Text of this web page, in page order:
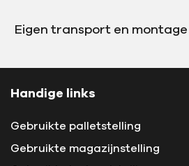
Eigen transport en
Handige links
Gebruikte palletstelling
Gebruikte magazijnstelling